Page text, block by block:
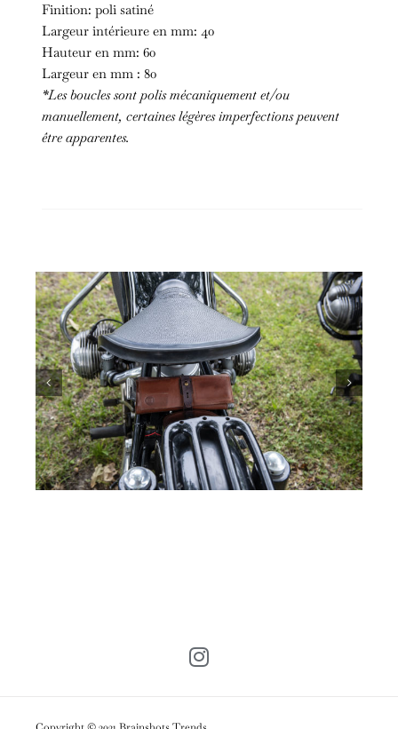
Finition: poli satiné
Largeur intérieure en mm: 40
Hauteur en mm: 60
Largeur en mm : 80
*Les boucles sont polis mécaniquement et/ou
manuellement, certaines légères imperfections peuvent
être apparentes.